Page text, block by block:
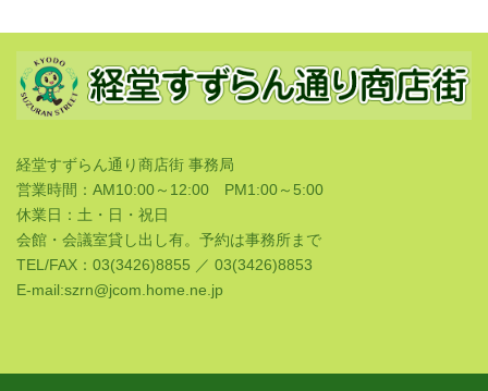
経堂すずらん通り商店街 事務局
営業時間：AM10:00～12:00 PM1:00～5:00
休業日：土・日・祝日
会館・会議室貸し出し有。予約は事務所まで
TEL/FAX：03(3426)8855 ／ 03(3426)8853
E-mail:szrn@jcom.home.ne.jp